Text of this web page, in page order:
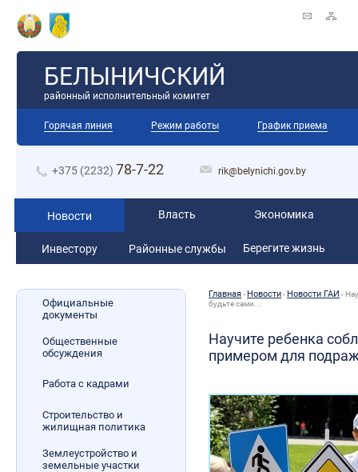
БЕЛЫНИЧСКИЙ
районный исполнительный комитет
Горячая линия Режим работы График приема
+375 (2232) 78-7-22 rik@belynichi.gov.by
Новости Власть Экономика
Инвестору Районные службы Берегите жизнь
Официальные
документы
Общественные
обсуждения
Работа с кадрами
Строительство и
жилищная политика
Землеустройство и
земельные участки
Главная- Новости- Новости ГАИ -
будьте сами...
Научите ребенка
примером для